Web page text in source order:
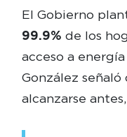
El Gobierno
99.9% de los
acceso a
González
alcanzarse